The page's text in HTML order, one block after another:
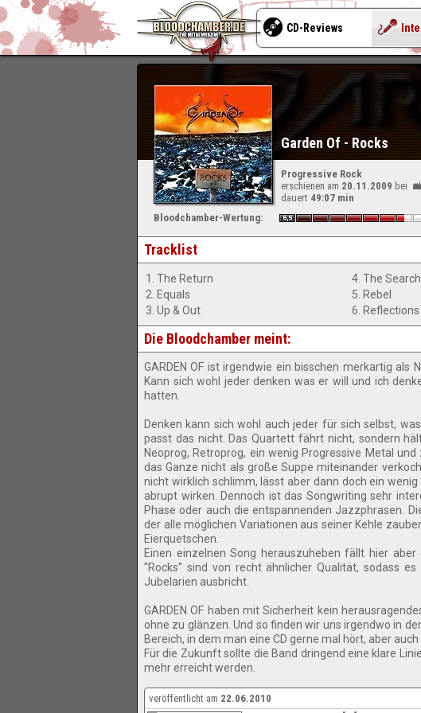
Garden Of - Rocks
Progressive Rock
erschienen am 20.11.2009 bei
dauert 49:07 min
Bloodchamber-Wertung:
Tracklist
1. The Return
2. Equals
3. Up & Out
4. The
5. Rebel
6.
Die Bloodchamber meint:
GARDEN OF ist irgendwie ein bisschen merkartig als
Kann sich wohl jeder denken was er will und ich
hatten.
Denken kann sich wohl auch jeder für sich selbst,
passt das nicht. Das Quartett fährt nicht, sondern
Neoprog, Retroprog, ein wenig Progressive Metal
das Ganze nicht als große Suppe miteinander
nicht wirklich schlimm, lässt aber dann doch ein
abrupt wirken. Dennoch ist das Songwriting sehr
Phase oder auch die entspannenden Jazzphrasen.
der alle möglichen Variationen aus seiner Kehle
Eierquetschen.
Einen einzelnen Song herauszuheben fällt hier
''Rocks'' sind von recht ähnlicher Qualität, sodass
Jubelarien ausbricht.
GARDEN OF haben mit Sicherheit kein
ohne zu glänzen. Und so finden wir uns irgendwo in
Bereich, in dem man eine CD gerne mal hört, aber auch
Für die Zukunft sollte die Band dringend eine klare
mehr erreicht werden.
veröffentlicht am 22.06.2010
CD-Reviews